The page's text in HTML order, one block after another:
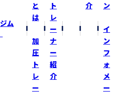
ム
加
圧
ト
レ
ー
ト
レ
ー
ナ
ー
紹
介
介
イ
ン
フ
ォ
メ
ー
ウィーク！
ィーク』！
外、国内旅行、別荘に行く方々